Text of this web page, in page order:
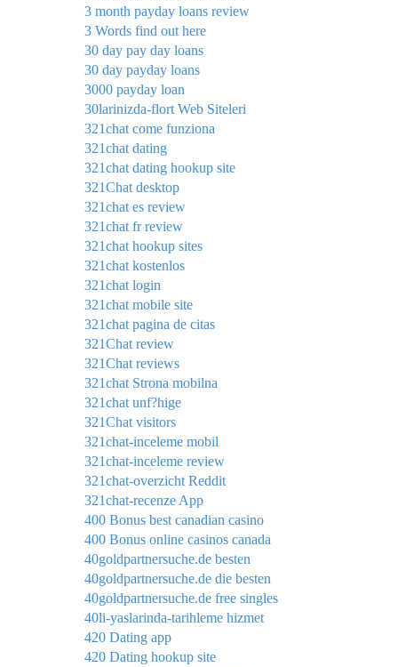
3 month payday loans review
3 Words find out here
30 day pay day loans
30 day payday loans
3000 payday loan
30larinizda-flort Web Siteleri
321chat come funziona
321chat dating
321chat dating hookup site
321Chat desktop
321chat es review
321chat fr review
321chat hookup sites
321chat kostenlos
321chat login
321chat mobile site
321chat pagina de citas
321Chat review
321Chat reviews
321chat Strona mobilna
321chat unf?hige
321Chat visitors
321chat-inceleme mobil
321chat-inceleme review
321chat-overzicht Reddit
321chat-recenze App
400 Bonus best canadian casino
400 Bonus online casinos canada
40goldpartnersuche.de besten
40goldpartnersuche.de die besten
40goldpartnersuche.de free singles
40li-yaslarinda-tarihleme hizmet
420 Dating app
420 Dating hookup site